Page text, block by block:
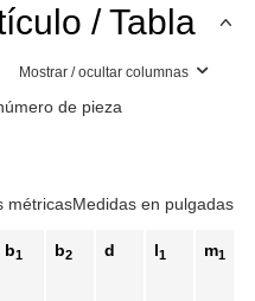
/ Tabla
Mostrar / ocultar columnas
de pieza
métricasMedidas en pulgadas
b1 b2 d l1 m1